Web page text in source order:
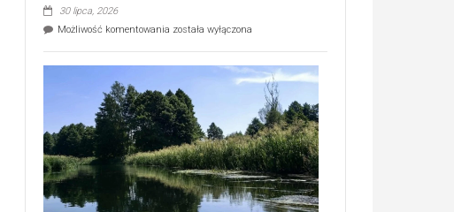
30 lipca, 2026
Możliwość komentowania Ekologiczne
wśród
nietoperzy
[wideo]
została wyłączona